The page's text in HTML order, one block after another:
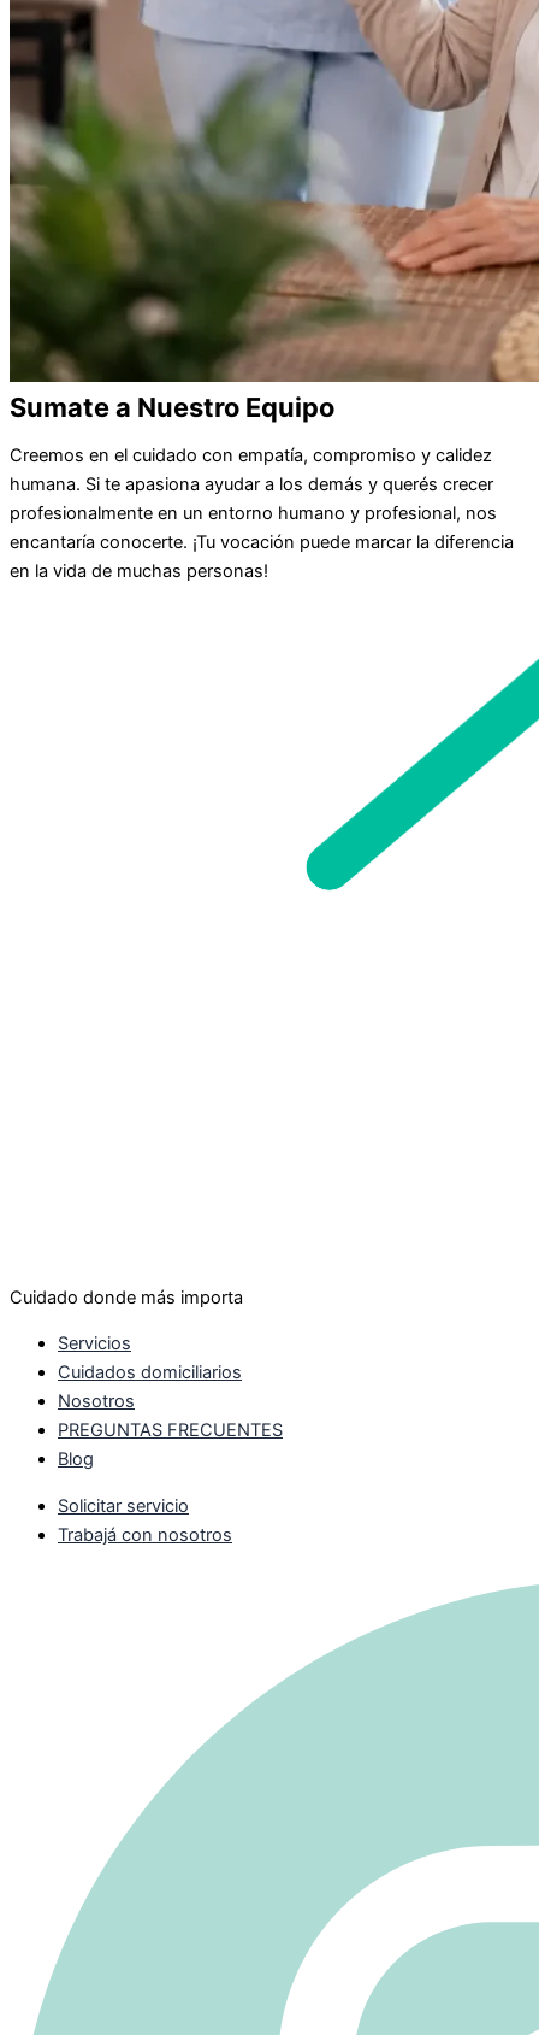
Sumate a Nuestro Equipo
Creemos en el cuidado con empatía, compromiso y calidez
humana. Si te apasiona ayudar a los demás y querés crecer
profesionalmente en un entorno humano y profesional, nos
encantaría conocerte. ¡Tu vocación puede marcar la diferencia
en la vida de muchas personas!
Cuidado donde más importa
Servicios
Cuidados domiciliarios
Nosotros
PREGUNTAS FRECUENTES
Blog
Solicitar servicio
Trabajá con nosotros